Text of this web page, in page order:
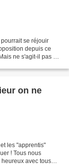
pourrait se réjouir
depuis ce
ne s'agit-il pas en
on ne
les "apprentis"
! Tous nous
avec tous